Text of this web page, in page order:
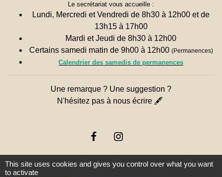
Le secrétariat vous accueille :
Lundi, Mercredi et Vendredi de 8h30 à 12h00 et de
13h15 à 17h00
Mardi et Jeudi de 8h30 à 12h00
Certains samedi matin de 9h00 à 12h00 (Permanences)
Calendrier des samedis de permanences
Une remarque ? Une suggestion ?
N'hésitez pas à nous écrire 🖋
This site uses cookies and gives you control over what you want
to activate